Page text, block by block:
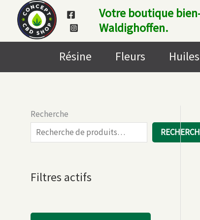
contenu
Votre boutique
Waldighoffen.
Résine Fleurs Huiles
Recherche
Filtres actifs